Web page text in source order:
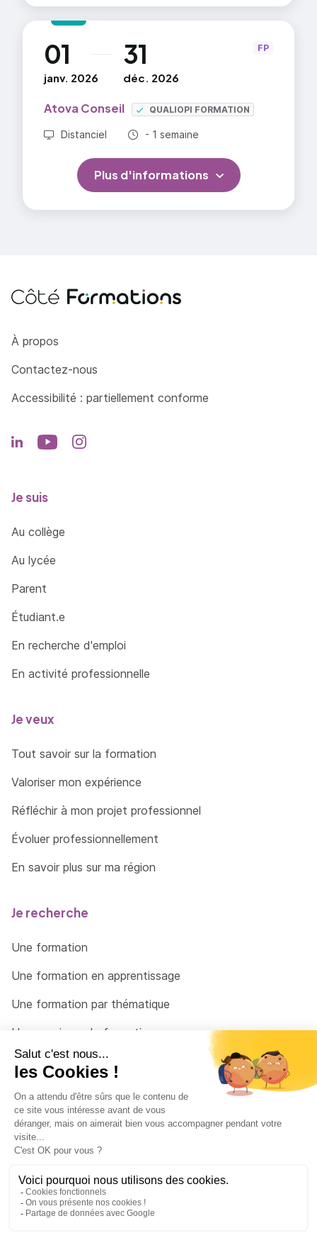
01
janv. 2026
au 31
déc. 2026
Atova Conseil QUALIOPI FORMATION
Distanciel Durée totale :
- 1 semaine
FP
Plus d'informations
Côté Formations
À propos
Contactez-nous
Accessibilité : partiellement conforme
Je suis
Au collège
Au lycée
Parent
Étudiant.e
En recherche d'emploi
En activité professionnelle
Je veux
Tout savoir sur la formation
Valoriser mon expérience
Réfléchir à mon projet professionnel
Évoluer professionnellement
En savoir plus sur ma région
Je recherche
Une formation
Une formation en apprentissage
Une formation par thématique
Un organisme de formation
Un conseiller
© 2026 - Côté Formations - par Via Compétences
Menu Pied de page
Mentions Légales